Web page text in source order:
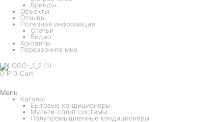
Бренды
Объекты
Отзывы
Полезная информация
Статьи
Видео
Контакты
Перезвоните мне
0 ₽ 0 Cart
Menu
Каталог
Бытовые кондиционеры
Мульти-сплит системы
Полупромышленные кондиционеры